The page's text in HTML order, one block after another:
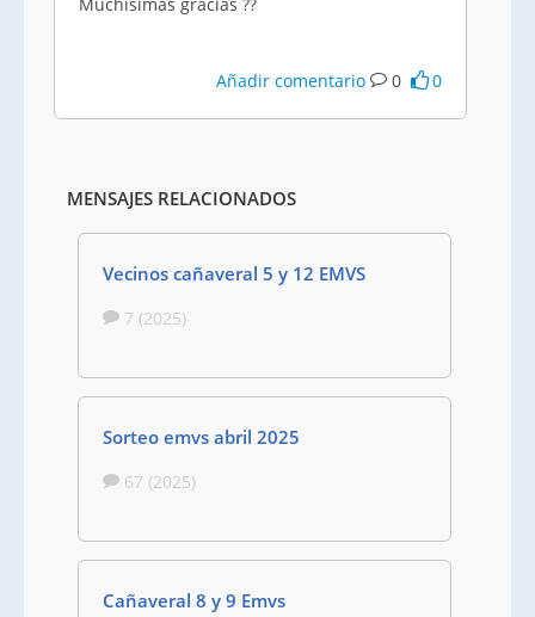
Añadir comentario 0 0
MENSAJES RELACIONADOS
Vecinos cañaveral 5 y 12 EMVS
7 (2025)
Sorteo emvs abril 2025
67 (2025)
Cañaveral 8 y 9 Emvs